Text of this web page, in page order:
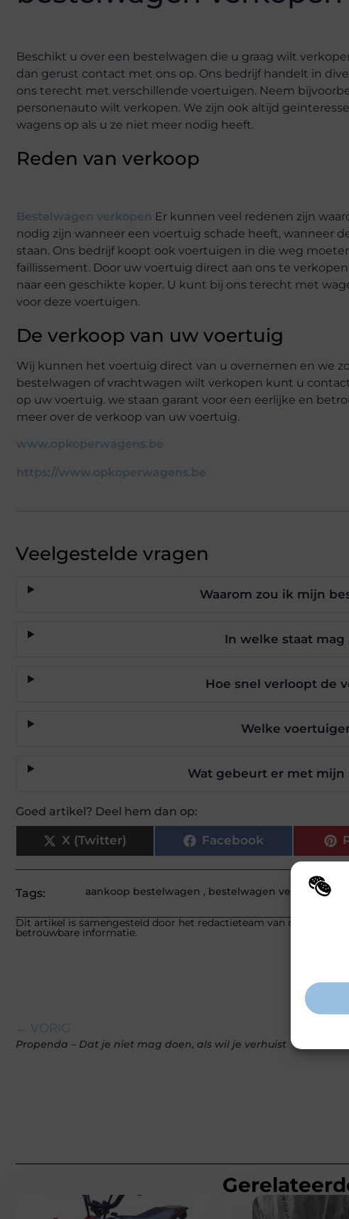
Beschikt u over een bestelwagen die u graag wilt
dan gerust contact met ons op. Ons bedrijf handelt in
ons terecht met verschillende voertuigen. Neem
personenauto wilt verkopen. We zijn ook altijd
wagens op als u ze niet meer nodig heeft.
Reden van verkoop
Bestelwagen verkopen Er kunnen veel redenen zijn
nodig zijn wanneer een voertuig schade heeft, wanneer
staan. Ons bedrijf koopt ook voertuigen in die weg
faillissement. Door uw voertuig direct aan ons te
naar een geschikte koper. U kunt bij ons terecht met
voor deze voertuigen.
De verkoop van uw voertuig
Wij kunnen het voertuig direct van u overnemen en we
bestelwagen of vrachtwagen wilt verkopen kunt u
op uw voertuig. we staan garant voor een eerlijke en
meer over de verkoop van uw voertuig.
www.opkoperwagens.be
https://www.opkoperwagens.be
Veelgestelde vragen
Waarom zou ik mijn
In welke staat
Hoe snel verloopt de
Welke
Wat gebeurt er met mijn
Goed artikel? Deel hem dan op:
X (Twitter) Facebook
Tags: aankoop bestelwagen , bestelwagen verkopen,
Dit artikel is samengesteld door het redactieteam van
betrouwbare informatie.
← VORIG
Propenda – Dat je niet mag doen, als wil je verhuist